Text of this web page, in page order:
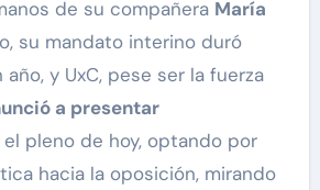
de su compañera María
su mandato interino duró
y UxC, pese ser la fuerza
a presentar
el pleno de hoy, optando por
hacia la oposición, mirando